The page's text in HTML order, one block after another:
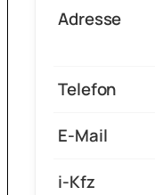
Adresse
Telefon
E-Mail
i-Kfz